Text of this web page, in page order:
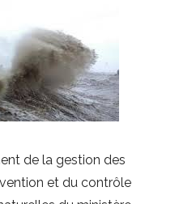
de la gestion des
et du contrôle